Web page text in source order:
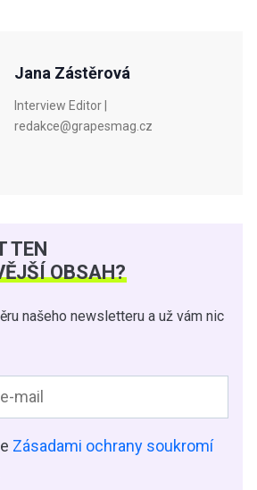
Jana Zástěrová
Interview Editor |
redakce@grapesmag.cz
TEN
OBSAH?
našeho newsletteru a už vám nic
Zásadami ochrany soukromí